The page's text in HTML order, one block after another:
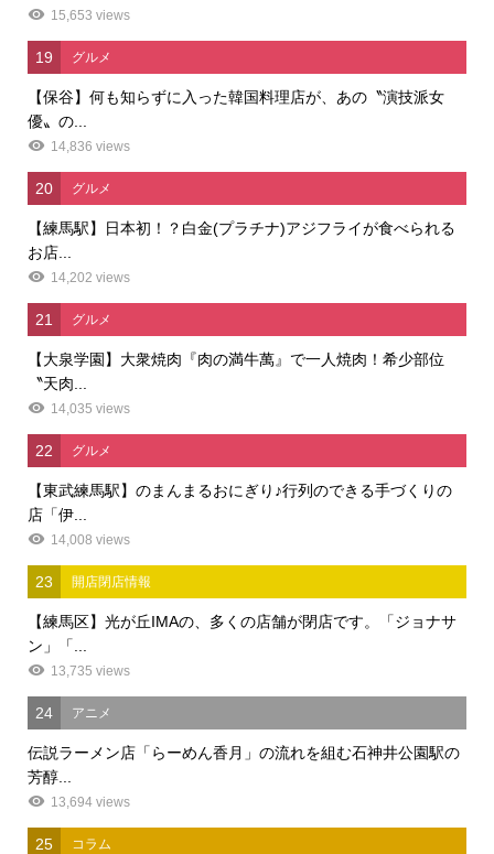
15,653 views
19 グルメ
【保谷】何も知らずに入った韓国料理店が、あの〝演技派女
優〟の...
14,836 views
20 グルメ
【練馬駅】日本初！？白金(プラチナ)アジフライが食べられる
お店...
14,202 views
21 グルメ
【大泉学園】大衆焼肉『肉の満牛萬』で一人焼肉！希少部位
〝天肉...
14,035 views
22 グルメ
【東武練馬駅】のまんまるおにぎり♪行列のできる手づくりの
店「伊...
14,008 views
23 開店閉店情報
【練馬区】光が丘IMAの、多くの店舗が閉店です。「ジョナサ
ン」「...
13,735 views
24 アニメ
伝説ラーメン店「らーめん香月」の流れを組む石神井公園駅の
芳醇...
13,694 views
25 コラム